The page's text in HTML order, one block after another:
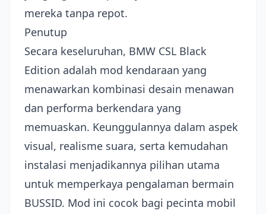
mereka tanpa repot.
Penutup
Secara keseluruhan, BMW CSL Black
Edition adalah mod kendaraan yang
menawarkan kombinasi desain menawan
dan performa berkendara yang
memuaskan. Keunggulannya dalam aspek
visual, realisme suara, serta kemudahan
instalasi menjadikannya pilihan utama
untuk memperkaya pengalaman bermain
BUSSID. Mod ini cocok bagi pecinta mobil